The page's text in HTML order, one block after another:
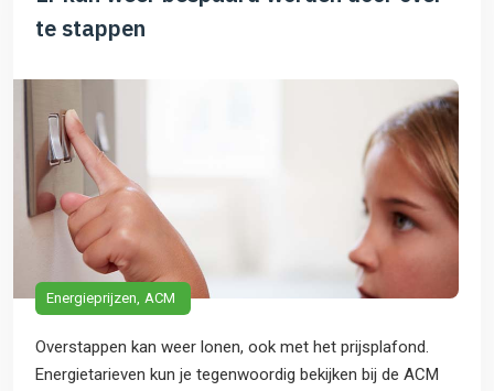
te stappen
Energieprijzen ACM
Overstappen kan weer lonen, ook met het prijsplafond.
Energietarieven kun je tegenwoordig bekijken bij de ACM